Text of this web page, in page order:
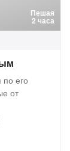
Пешая
2 часа
по его
от